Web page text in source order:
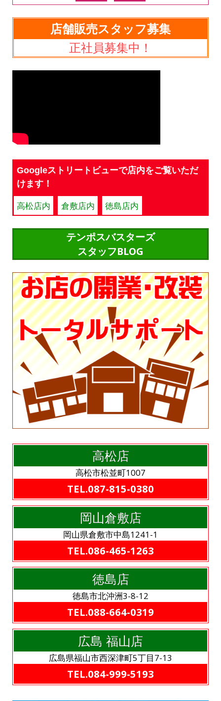
店舗販売スタッフ募集
正社員募集中！
Googleストリートビューで店内をご覧いただ
けます！
高松店内 倉敷店内 徳島店内
テンポスバスターズ
スタッフBLOG
高松店
高松市松並町1007
TEL.087-815-0380
岡山倉敷店
岡山県倉敷市中島1241-1
TEL.086-465-1263
徳島店
徳島市北沖洲3-8-12
TEL.088-664-0319
広島 福山店
広島県福山市西深津町5丁目7-13
TEL.084-999-5193